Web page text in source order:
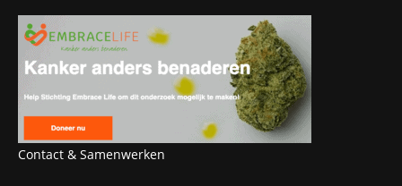
Contact & Samenwerken